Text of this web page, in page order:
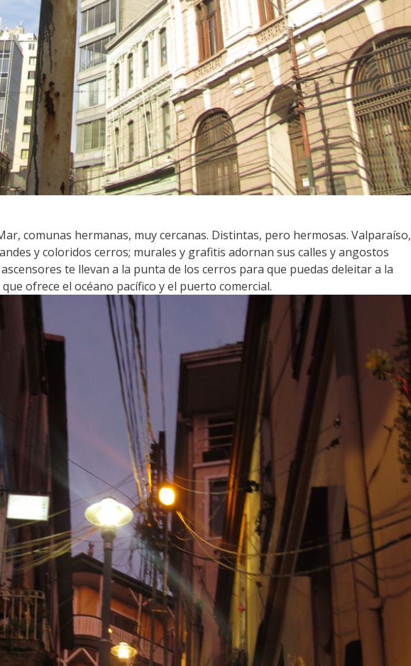
comunas hermanas, muy cercanas. Distintas, pero hermosas. Valparaíso,
y coloridos cerros; murales y grafitis adornan sus calles y angostos
te llevan a la punta de los cerros para que puedas deleitar a la
ofrece el océano pacífico y el puerto comercial.